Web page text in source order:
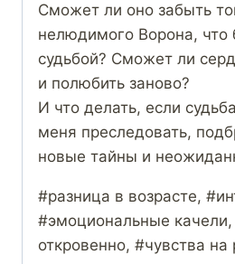
Сможет ли оно забыть
нелюдимого Ворона,
судьбой? Сможет ли
и полюбить заново?
И что делать, если
меня преследовать,
новые тайны и
#разница в возрасте,
#эмоциональные
откровенно, #чувства